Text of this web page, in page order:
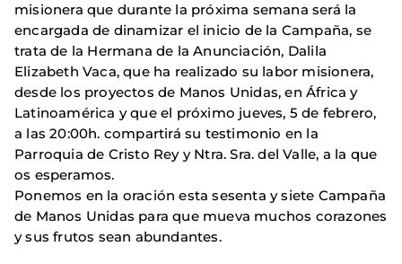
misionera que durante la próxima semana será la
encargada de dinamizar el inicio de la Campaña, se
trata de la Hermana de la Anunciación, Dalila
Elizabeth Vaca, que ha realizado su labor misionera,
desde los proyectos de Manos Unidas, en África y
Latinoamérica y que el próximo jueves, 5 de febrero,
a las 20:00h. compartirá su testimonio en la
Parroquia de Cristo Rey y Ntra. Sra. del Valle, a la que
os esperamos.
Ponemos en la oración esta sesenta y siete Campaña
de Manos Unidas para que mueva muchos corazones
y sus frutos sean abundantes.